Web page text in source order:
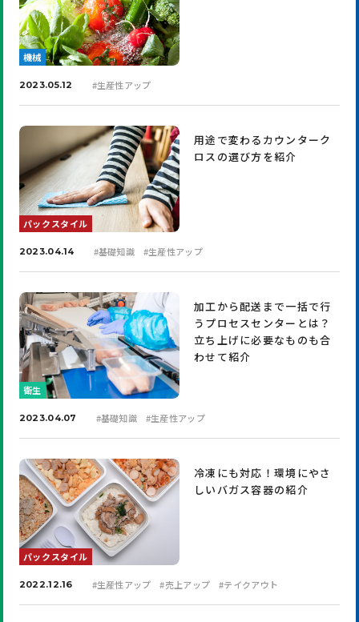
機械
2023.05.12 #生産性アップ
パックスタイル
用途で変わるカウンターク
ロスの選び方を紹介
2023.04.14 #基礎知識 #生産性アップ
衛生
加工から配送まで一括で行
うプロセスセンターとは？
立ち上げに必要なものも合
わせて紹介
2023.04.07 #基礎知識 #生産性アップ
パックスタイル
冷凍にも対応！環境にやさ
しいバガス容器の紹介
2022.12.16 #生産性アップ #売上アップ #テイクアウト